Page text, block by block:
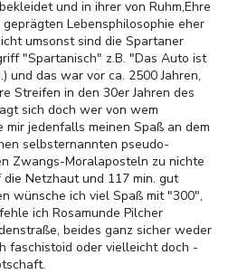
und in ihrer von Ruhm,Ehre
Lebensphilosophie eher
umsonst sind die Spartaner
"Spartanisch" z.B. "Das Auto ist
und das war vor ca. 2500 Jahren,
Streifen in den 30er Jahren des
sich doch wer von wem
jedenfalls meinen Spaß an dem
selbsternannten pseudo-
Zwangs-Moralaposteln zu nichte
Netzhaut und 117 min. gut
wünsche ich viel Spaß mit "300",
ich Rosamunde Pilcher
beides ganz sicher weder
faschistoid oder vielleicht doch -